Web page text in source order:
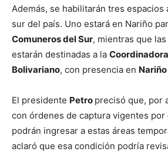
Además, se habilitarán tres espacios
sur del país. Uno estará en Nariño
Comuneros del Sur, mientras que
estarán destinadas a la
Bolivariano, con presencia en
El presidente Petro precisó que, por
con órdenes de captura vigentes
podrán ingresar a estas áreas
aclaró que esa condición podría